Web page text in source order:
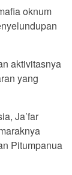
oknum
aktivitasnya
yang
Ja’far
Pitumpanua